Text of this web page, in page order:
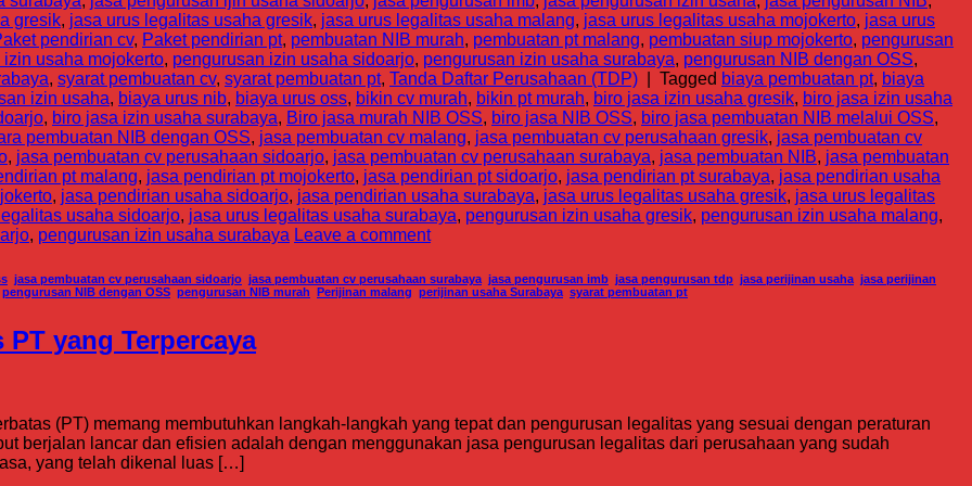
gresik, jasa urus legalitas usaha gresik, jasa urus legalitas usaha malang, jasa urus legalitas usaha mojokerto, jasa urus
pendirian cv, Paket pendirian pt, pembuatan NIB murah, pembuatan pt malang, pembuatan siup mojokerto, pengurusan
usaha mojokerto, pengurusan izin usaha sidoarjo, pengurusan izin usaha surabaya, pengurusan NIB dengan OSS,
, syarat pembuatan cv, syarat pembuatan pt, Tanda Daftar Perusahaan (TDP) Tagged biaya pembuatan pt, biaya
izin usaha, biaya urus nib, biaya urus oss, bikin cv murah, bikin pt murah, biro jasa izin usaha gresik, biro jasa izin usaha
, biro jasa izin usaha surabaya, Biro jasa murah NIB OSS, biro jasa NIB OSS, biro jasa pembuatan NIB melalui OSS,
pembuatan NIB dengan OSS, jasa pembuatan cv malang, jasa pembuatan cv perusahaan gresik, jasa pembuatan cv
, jasa pembuatan cv perusahaan sidoarjo, jasa pembuatan cv perusahaan surabaya, jasa pembuatan NIB, jasa pembuatan
pt malang, jasa pendirian pt mojokerto, jasa pendirian pt sidoarjo, jasa pendirian pt surabaya, jasa pendirian usaha
, jasa pendirian usaha sidoarjo, jasa pendirian usaha surabaya, jasa urus legalitas usaha gresik, jasa urus legalitas
usaha sidoarjo, jasa urus legalitas usaha surabaya, pengurusan izin usaha gresik, pengurusan izin usaha malang,
, pengurusan izin usaha surabaya Leave a comment
jasa pembuatan cv perusahaan sidoarjo jasa pembuatan cv perusahaan surabaya jasa pengurusan imb jasa pengurusan tdp jasa perijinan usaha jasa perijinan
pengurusan NIB dengan OSS pengurusan NIB murah Perijinan malang perijinan usaha Surabaya syarat pembuatan pt
yang Terpercaya
(PT) memang membutuhkan langkah-langkah yang tepat dan pengurusan legalitas yang sesuai dengan peraturan
berjalan lancar dan efisien adalah dengan menggunakan jasa pengurusan legalitas dari perusahaan yang sudah
yang telah dikenal luas […]